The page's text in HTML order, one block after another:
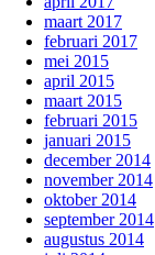
maart 2017
februari 2017
mei 2015
april 2015
maart 2015
februari 2015
januari 2015
december 2014
november 2014
oktober 2014
september 2014
augustus 2014